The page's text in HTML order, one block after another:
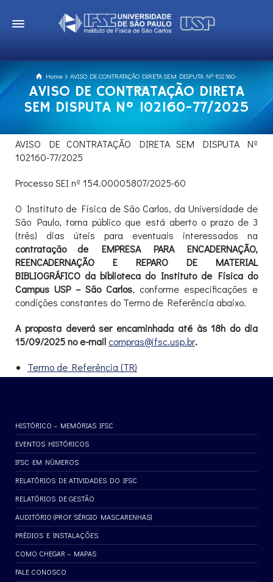
Home
AVISO DE CONTRATAÇÃO DIRETA SEM DISPUTA Nº 102160-
77/2025
AVISO DE CONTRATAÇÃO DIRETA
SEM DISPUTA Nº 102160-77/2025
AVISO DE CONTRATAÇÃO DIRETA SEM DISPUTA Nº
102160-77/2025
Processo SEI nº 154.00005807/2025-60
O Instituto de Física de São Carlos, da Universidade de
São Paulo, torna público que está aberto o prazo de 3
(três) dias úteis para eventuais interessados na
contratação de EMPRESA PARA ENCADERNAÇÃO,
REENCADERNAÇÃO E REPARO DE MATERIAL
BIBLIOGRÁFICO da biblioteca do Instituto de Física do
Campus USP – São Carlos, conforme especificações e
condições constantes do Termo de Referência abaixo.
A proposta deverá ser encaminhada até às 18h do dia
15/09/2025no e-mail compras@ifsc.usp.br.
Termo de Referência (TR)
HISTÓRICO – MEMÓRIAS IFSC
EVENTOS HISTÓRICOS
IFSC EM NÚMEROS
RELATÓRIOS DE ATIVIDADES DO IFSC
RELATÓRIOS DE GESTÃO
AUDITÓRIO (PROF. SÉRGIO MASCARENHAS)
PRÉDIOS E INSTALAÇÕES
COMO CHEGAR – MAPAS
FALE CONOSCO